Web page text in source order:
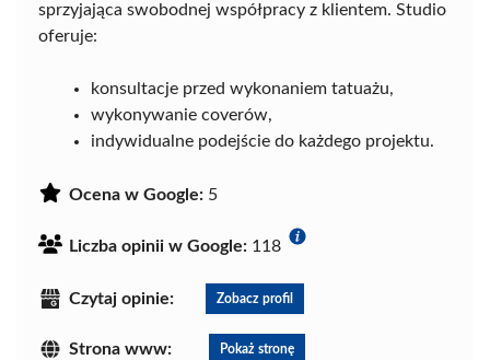
sprzyjająca swobodnej współpracy z klientem. Studio
oferuje:
konsultacje przed wykonaniem tatuażu,
wykonywanie coverów,
indywidualne podejście do każdego projektu.
Ocena w Google: 5
Liczba opinii w Google: 118
Czytaj opinie: Zobacz profil
Strona www: Pokaż stronę